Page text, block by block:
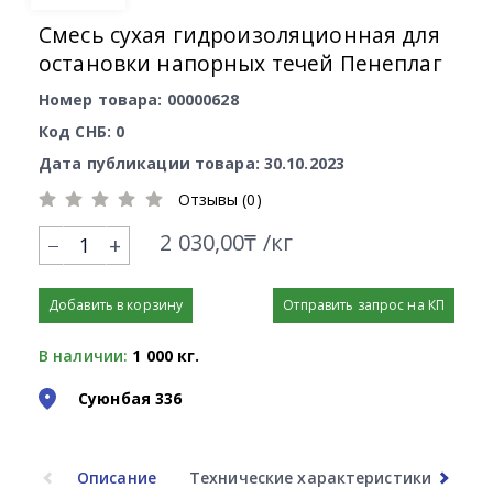
Смесь сухая гидроизоляционная для
остановки напорных течей Пенеплаг
Номер товара: 00000628
Код СНБ: 0
Дата публикации товара: 30.10.2023
Отзывы (0)
+ 2 030,00₸ /кг
Добавить в корзину Отправить запрос на КП
В наличии: 1 000 кг.
Суюнбая 336
Описание Технические характеристики